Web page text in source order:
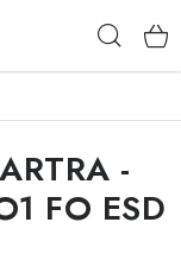
-
FO ESD